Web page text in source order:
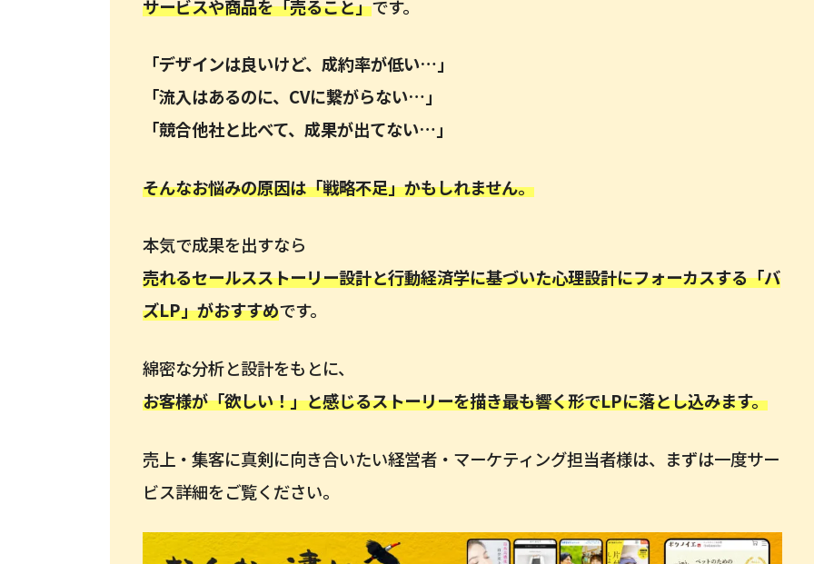
サービスや商品を「売ること」です。
「デザインは良いけど、成約率が低い…」
「流入はあるのに、CVに繋がらない…」
「競合他社と比べて、成果が出てない…」
そんなお悩みの原因は「戦略不足」かもしれません。
本気で成果を出すなら
売れるセールスストーリー設計と行動経済学に基づいた心理設計にフォーカスする「バ
ズLP」がおすすめです。
綿密な分析と設計をもとに、
お客様が「欲しい！」と感じるストーリーを描き最も響く形でLPに落とし込みます。
売上・集客に真剣に向き合いたい経営者・マーケティング担当者様は、まずは一度サー
ビス詳細をご覧ください。